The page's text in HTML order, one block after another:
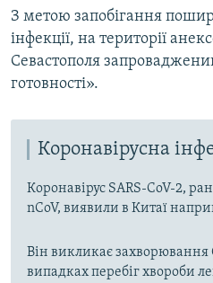
З метою запобігання
інфекції, на території
Севастополя
готовності».
Коронавірусна
Коронавірус SARS-CoV-2,
nCoV, виявили в Китаї
Він викликає захворювання
випадках перебіг хвороби